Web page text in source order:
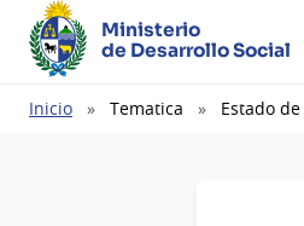
Ministerio
de Desarrollo Social
Ruta
Inicio Tematica Estado